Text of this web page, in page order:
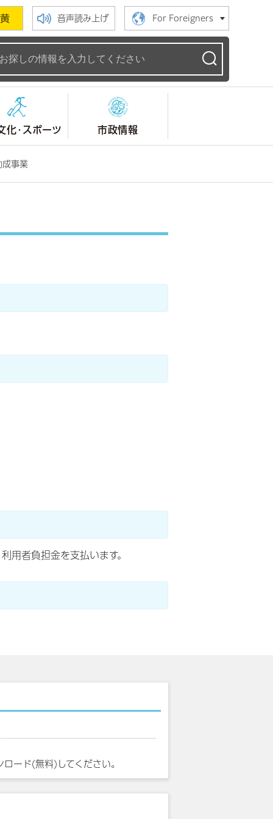
黄 音声読み上げ For Foreigners
化・スポーツ 市政情報
成事業
用者負担金を支払います。
ロード(無料)してください。